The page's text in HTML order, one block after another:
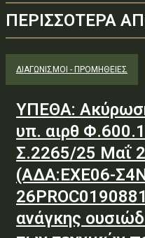
ΠΕΡΙΣΣΟΤΕΡΑ
ΔΙΑΓΩΝΙΣΜΟΊ - ΠΡΟΜΉΘΕΙΕΣ
ΥΠΕΘΑ:
υπ. αιρθ
Σ.2265/25 Μαΐ
(ΑΔΑ:ΕΧΕ06-
ανάγκης